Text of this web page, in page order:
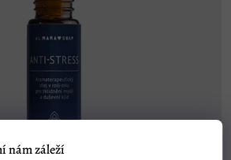
nám záleží